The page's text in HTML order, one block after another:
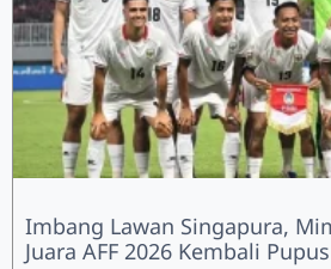
Imbang Lawan Singapura,
Juara AFF 2026 Kembali Pupus